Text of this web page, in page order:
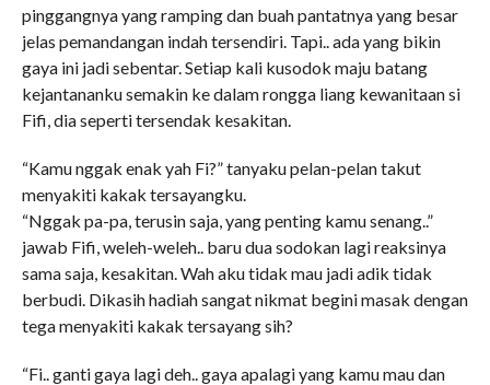
pinggangnya yang ramping dan buah pantatnya yang besar
jelas pemandangan indah tersendiri. Tapi.. ada yang bikin
gaya ini jadi sebentar. Setiap kali kusodok maju batang
kejantananku semakin ke dalam rongga liang kewanitaan si
Fifi, dia seperti tersendak kesakitan.
“Kamu nggak enak yah Fi?” tanyaku pelan-pelan takut
menyakiti kakak tersayangku.
“Nggak pa-pa, terusin saja, yang penting kamu senang..”
jawab Fifi, weleh-weleh.. baru dua sodokan lagi reaksinya
sama saja, kesakitan. Wah aku tidak mau jadi adik tidak
berbudi. Dikasih hadiah sangat nikmat begini masak dengan
tega menyakiti kakak tersayang sih?
“Fi.. ganti gaya lagi deh.. gaya apalagi yang kamu mau dan